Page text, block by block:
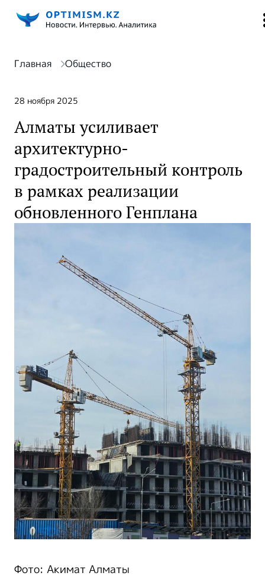
Главная Общество
28 ноября 2025
Алматы усиливает
архитектурно-
градостроительный контроль
в рамках реализации
обновленного Генплана
Фото: Акимат Алматы